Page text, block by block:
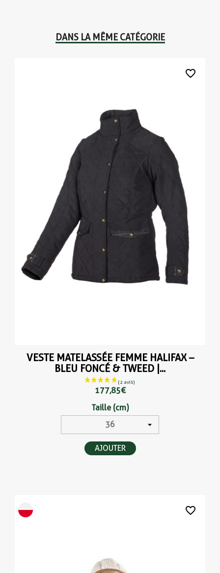
DANS LA MÊME CATÉGORIE
VESTE MATELASSÉE FEMME HALIFAX –
BLEU FONCÉ & TWEED |...
177,85 €
Taille (cm)
AJOUTER
favorite_border
favorite_border